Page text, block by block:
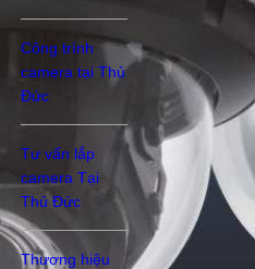
Công trình
camera tại Thủ
Đức
Tư vấn lắp
camera Tại
Thủ Đức
Thương hiệu